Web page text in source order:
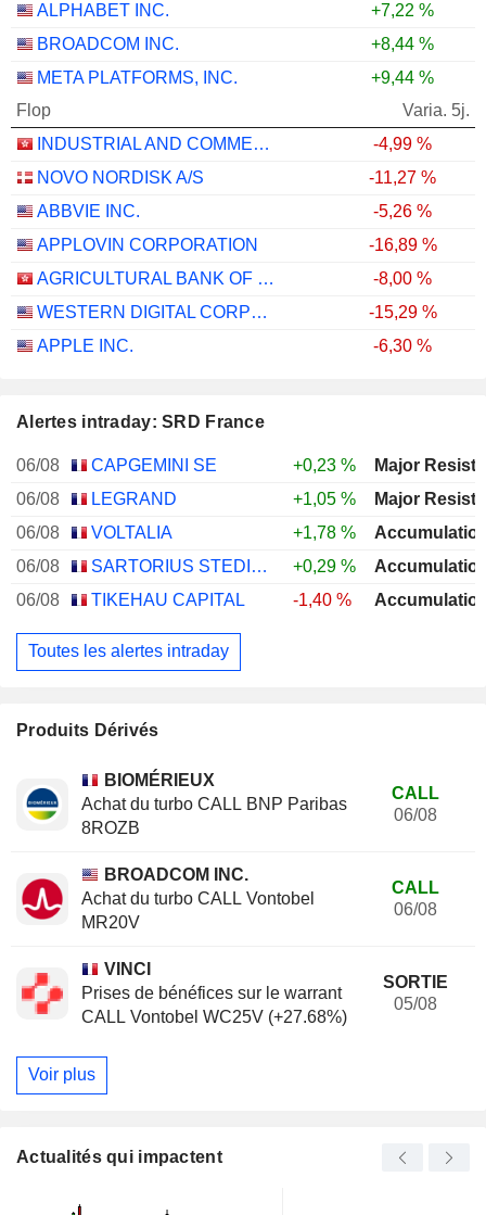
ALPHABET INC.
+7,22 %
BROADCOM INC.
+8,44 %
META PLATFORMS, INC.
+9,44 %
Flop
Varia. 5j.
INDUSTRIAL AND COMMERCIAL BANK OF CHINA LIMITED
-4,99 %
NOVO NORDISK A/S
-11,27 %
ABBVIE INC.
-5,26 %
APPLOVIN CORPORATION
-16,89 %
AGRICULTURAL BANK OF CHINA LIMITED
-8,00 %
WESTERN DIGITAL CORPORATION
-15,29 %
APPLE INC.
-6,30 %
Alertes intraday: SRD France
06/08 CAPGEMINI SE
+0,23 %
06/08
LEGRAND
+1,05 %
06/08
VOLTALIA
+1,78 %
06/08
SARTORIUS STEDIM BIOTECH
+0,29 %
06/08
TIKEHAU CAPITAL -1,40 %
Toutes les alertes intraday
Produits Dérivés
BIOMÉRIEUX
Achat du turbo CALL BNP Paribas
8ROZB
CALL
06/08
BROADCOM INC.
Achat du turbo CALL Vontobel
MR20V
CALL
06/08
VINCI
Prises de bénéfices sur le warrant
CALL Vontobel WC25V (+27.68%)
SORTIE
05/08
Voir plus
Actualités qui impactent